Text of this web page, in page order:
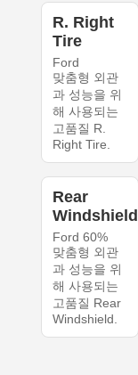
R. Right
Tire
Ford
맞춤형 외관
과 성능을 위
해 사용되는
고품질 R.
Right Tire.
Rear
Windshield
Ford 60%
맞춤형 외관
과 성능을 위
해 사용되는
고품질 Rear
Windshield.